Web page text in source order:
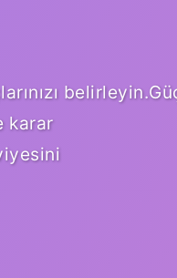
karar